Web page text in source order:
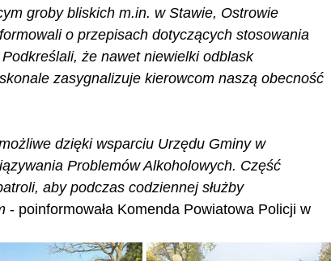
groby bliskich m.in. w Stawie, Ostrowie
o przepisach dotyczących stosowania
że nawet niewielki odblask
zasygnalizuje kierowcom naszą obecność
dzięki wsparciu Urzędu Gminy w
Problemów Alkoholowych. Część
aby podczas codziennej służby
- poinformowała Komenda Powiatowa Policji w